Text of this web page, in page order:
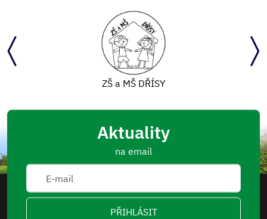
ZŠ a MŠ DŘÍSY
Aktuality
na email
PŘIHLÁSIT